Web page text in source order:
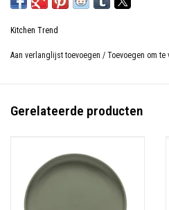
Hoogte: 10,1 cm
Kleur: Groen
Kitchen Trend
Aan verlanglijst toevoegen / Toevoegen om te
Gerelateerde producten